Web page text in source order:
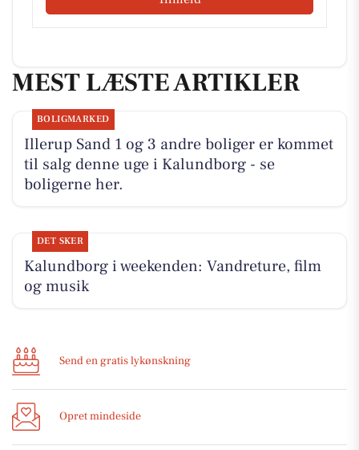
MEST LÆSTE ARTIKLER
BOLIGMARKED
Illerup Sand 1 og 3 andre boliger er kommet
til salg denne uge i Kalundborg - se
boligerne her.
DET SKER
Kalundborg i weekenden: Vandreture, film
og musik
Send en gratis lykønskning
Opret mindeside